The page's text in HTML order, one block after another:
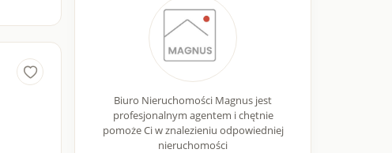
Biuro Nieruchomości Magnus jest
profesjonalnym agentem i chętnie
pomoże Ci w znalezieniu odpowiedniej
nieruchomości